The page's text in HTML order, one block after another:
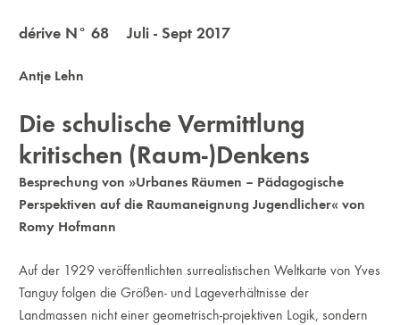
dérive N° 68 Juli - Sept 2017
Antje Lehn
Die schulische Vermittlung
kritischen (Raum-)Denkens
Besprechung von »Urbanes Räumen – Pädagogische
Perspektiven auf die Raumaneignung Jugendlicher« von
Romy Hofmann
Auf der 1929 veröffentlichten surrealistischen Weltkarte von Yves
Tanguy folgen die Größen- und Lageverhältnisse der
Landmassen nicht einer geometrisch-projektiven Logik, sondern